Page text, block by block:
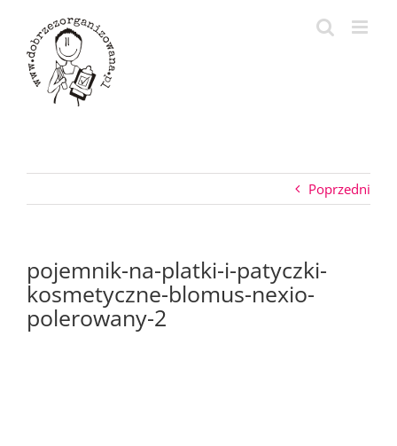
zawartości
Poprzedni
pojemnik-na-platki-i-patyczki-
kosmetyczne-blomus-nexio-
polerowany-2